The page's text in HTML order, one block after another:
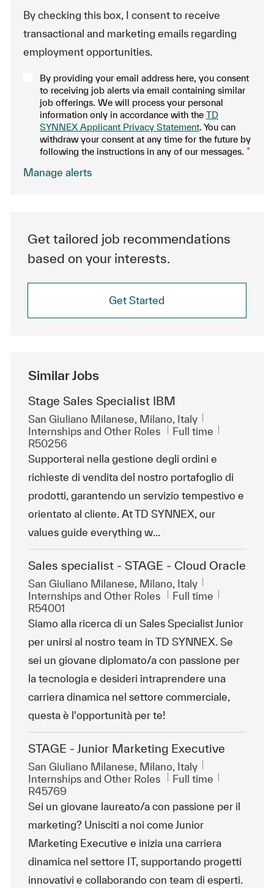
By checking this box, I consent to receive
transactional and marketing emails regarding
employment opportunities.
By providing your email address here, you consent
to receiving job alerts via email containing similar
job offerings. We will process your personal
information only in accordance with the TD
SYNNEX Applicant Privacy Statement. You can
withdraw your consent at any time for the future by
following the instructions in any of our messages. *
.Manage alerts
Get tailored job recommendations
based on your interests.
Get Started
Similar Jobs
Stage Sales Specialist IBM
Location
San Giuliano Milanese, Milano, Italy
Category
Internships and Other Roles Job Type
Full time
R50256
Supporterai nella gestione degli ordini e
richieste di vendita del nostro portafoglio di
prodotti, garantendo un servizio tempestivo e
orientato al cliente. At TD SYNNEX, our
values guide everything w...
Sales specialist - STAGE - Cloud Oracle
Location
San Giuliano Milanese, Milano, Italy
Category
Internships and Other Roles Job Type
Full time
R54001
Siamo alla ricerca di un Sales Specialist Junior
per unirsi al nostro team in TD SYNNEX. Se
sei un giovane diplomato/a con passione per
la tecnologia e desideri intraprendere una
carriera dinamica nel settore commerciale,
questa è l'opportunità per te!
STAGE - Junior Marketing Executive
Location
San Giuliano Milanese, Milano, Italy
Category
Internships and Other Roles Job Type
Full time
R45769
Sei un giovane laureato/a con passione per il
marketing? Unisciti a noi come Junior
Marketing Executive e inizia una carriera
dinamica nel settore IT, supportando progetti
innovativi e collaborando con team di esperti.